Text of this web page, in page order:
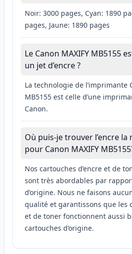
Noir: 3000 pages, Cyan: 1890
pages, Jaune: 1890 pages
Le Canon MAXIFY MB5155
un jet d’encre ?
La technologie de l’imprimante
MB5155 est celle d’une
Canon.
Où puis-je trouver l’encre la
pour Canon MAXIFY
Nos cartouches d’encre et de
sont très abordables par
d’origine. Nous ne faisons
qualité et garantissons que les
et de toner fonctionnent aussi
cartouches d’origine.